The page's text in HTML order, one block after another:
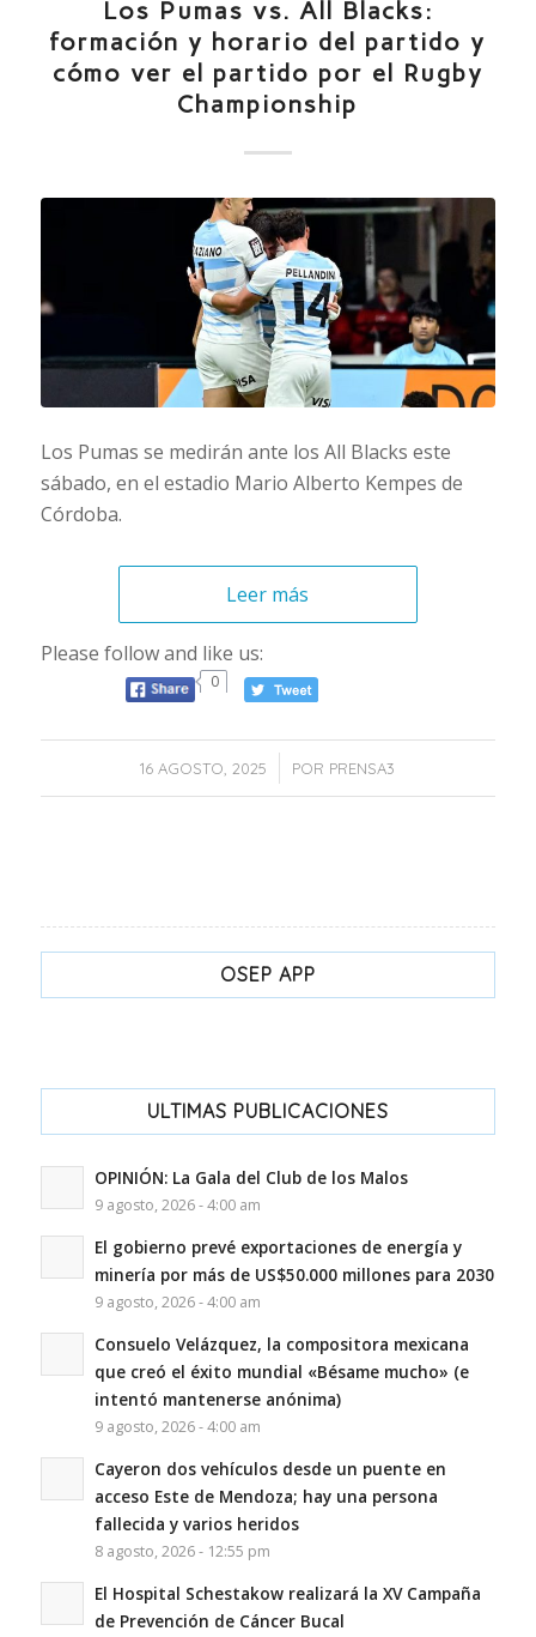
Los Pumas vs. All Blacks:
formación y horario del partido y
cómo ver el partido por el Rugby
Championship
Los Pumas se medirán ante los All Blacks este
sábado, en el estadio Mario Alberto Kempes de
Córdoba.
Leer más
Please follow and like us:
0
16 AGOSTO, 2025
/ POR PRENSA3
OSEP APP
ULTIMAS PUBLICACIONES
OPINIÓN: La Gala del Club de los Malos
9 agosto, 2026 - 4:00 am
El gobierno prevé exportaciones de energía y
minería por más de US$50.000 millones para 2030
9 agosto, 2026 - 4:00 am
Consuelo Velázquez, la compositora mexicana
que creó el éxito mundial «Bésame mucho» (e
intentó mantenerse anónima)
9 agosto, 2026 - 4:00 am
Cayeron dos vehículos desde un puente en
acceso Este de Mendoza; hay una persona
fallecida y varios heridos
8 agosto, 2026 - 12:55 pm
El Hospital Schestakow realizará la XV Campaña
de Prevención de Cáncer Bucal